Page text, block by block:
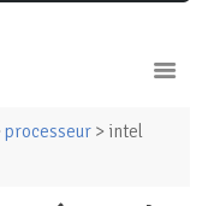
processeur > intel